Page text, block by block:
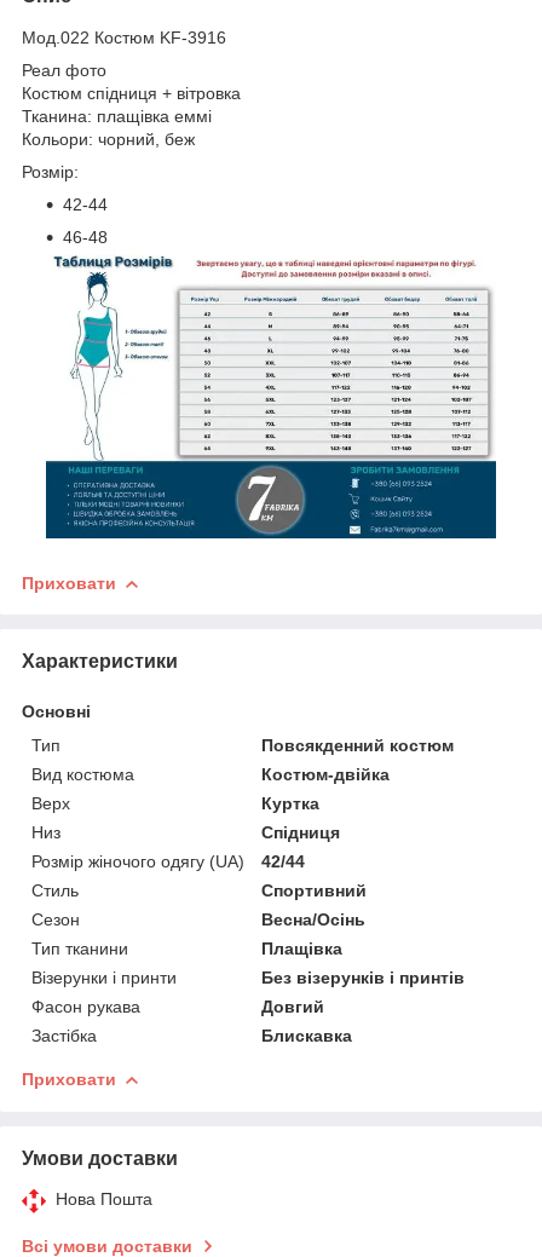
Мод.022 Костюм KF-3916
Реал фото
Костюм спідниця + вітровка
Тканина: плащівка еммі
Кольори: чорний, беж
Розмір:
42-44
46-48
Приховати
Характеристики
Основні
Тип
Повсякденний костюм
Вид костюма
Костюм-двійка
Верх
Куртка
Низ
Спідниця
Розмір жіночого одягу (UA)
42/44
Стиль
Спортивний
Сезон
Весна/Осінь
Тип тканини
Плащівка
Візерунки і принти
Без візерунків і принтів
Фасон рукава
Довгий
Застібка
Блискавка
Приховати
Умови доставки
Нова Пошта
Всі умови доставки